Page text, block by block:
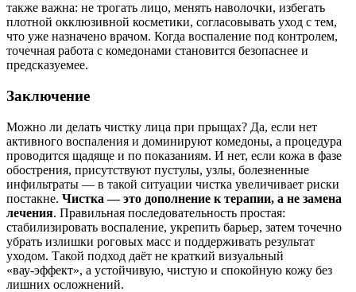
также важна: не трогать лицо, менять наволочки, избегать
плотной окклюзивной косметики, согласовывать уход с тем,
что уже назначено врачом. Когда воспаление под контролем,
точечная работа с комедонами становится безопаснее и
предсказуемее.
Заключение
Можно ли делать чистку лица при прыщах? Да, если нет
активного воспаления и доминируют комедоны, а процедура
проводится щадяще и по показаниям. И нет, если кожа в фазе
обострения, присутствуют пустулы, узлы, болезненные
инфильтраты — в такой ситуации чистка увеличивает риски
постакне. Чистка — это дополнение к терапии, а не замена
лечения. Правильная последовательность простая:
стабилизировать воспаление, укрепить барьер, затем точечно
убрать излишки роговых масс и поддерживать результат
уходом. Такой подход даёт не краткий визуальный
«вау‑эффект», а устойчивую, чистую и спокойную кожу без
лишних осложнений.